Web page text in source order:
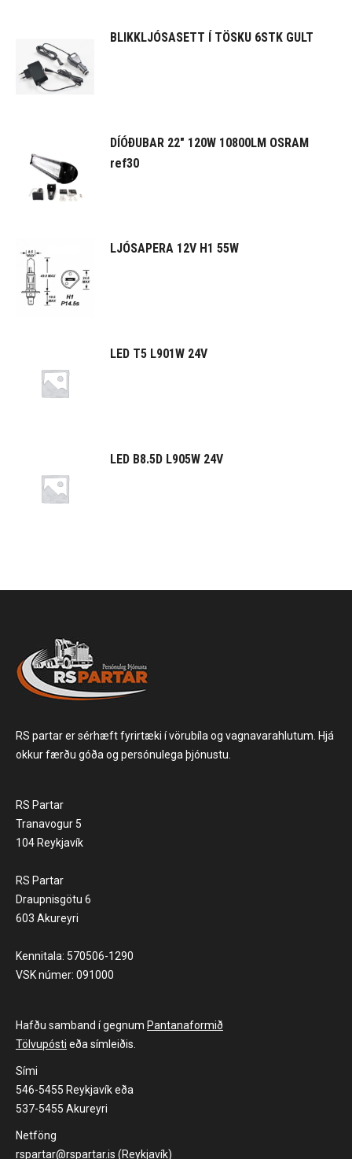
BLIKKLJÓSASETT Í TÖSKU 6STK GULT
DÍÓÐUBAR 22" 120W 10800LM OSRAM
ref30
LJÓSAPERA 12V H1 55W
LED T5 L901W 24V
LED B8.5D L905W 24V
RS partar er sérhæft fyrirtæki í vörubíla og vagnavarahlutum. Hjá
okkur færðu góða og persónulega þjónustu.
RS Partar
Tranavogur 5
104 Reykjavík
RS Partar
Draupnisgötu 6
603 Akureyri
Kennitala: 570506-1290
VSK númer: 091000
Hafðu samband í gegnum Pantanaformið
Tölvupósti eða símleiðis.
Sími
546-5455 Reykjavík eða
537-5455 Akureyri
Netföng
rspartar@rspartar.is (Reykjavík)